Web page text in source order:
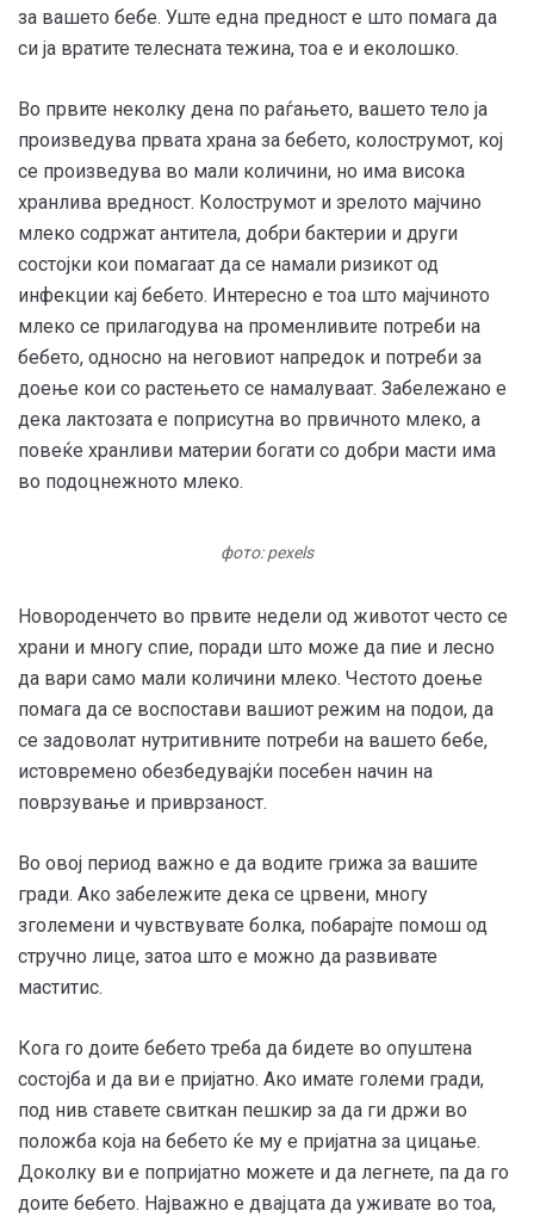
за вашето бебе. Уште една предност е што помага да
си ја вратите телесната тежина, тоа е и еколошко.
Во првите неколку дена по раѓањето, вашето тело ја
произведува првата храна за бебето, колострумот, кој
се произведува во мали количини, но има висока
хранлива вредност. Колострумот и зрелото мајчино
млеко содржат антитела, добри бактерии и други
состојки кои помагаат да се намали ризикот од
инфекции кај бебето. Интересно е тоа што мајчиното
млеко се прилагодува на променливите потреби на
бебето, односно на неговиот напредок и потреби за
доење кои со растењето се намалуваат. Забележано е
дека лактозата е поприсутна во првичното млеко, а
повеќе хранливи материи богати со добри масти има
во подоцнежното млеко.
фото: pexels
Новороденчето во првите недели од животот често се
храни и многу спие, поради што може да пие и лесно
да вари само мали количини млеко. Честото доење
помага да се воспостави вашиот режим на подои, да
се задоволат нутритивните потреби на вашето бебе,
истовремено обезбедувајќи посебен начин на
поврзување и приврзаност.
Во овој период важно е да водите грижа за вашите
гради. Ако забележите дека се црвени, многу
зголемени и чувствувате болка, побарајте помош од
стручно лице, затоа што е можно да развивате
маститис.
Кога го доите бебето треба да бидете во опуштена
состојба и да ви е пријатно. Ако имате големи гради,
под нив ставете свиткан пешкир за да ги држи во
положба која на бебето ќе му е пријатна за цицање.
Доколку ви е попријатно можете и да легнете, па да го
доите бебето. Најважно е двајцата да уживате во тоа,